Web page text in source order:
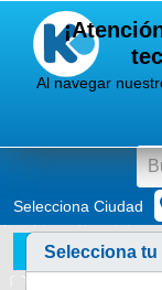
Selecciona Ciudad
Blog
Al navegar
Selecciona tu